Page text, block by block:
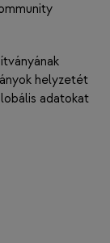
helyzetét
adatokat